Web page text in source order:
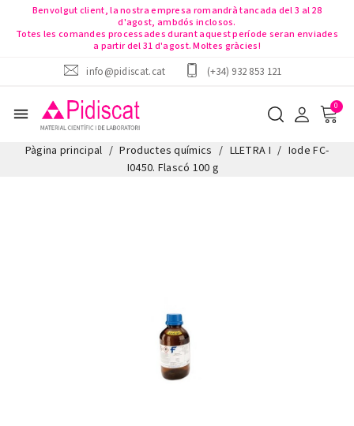
Benvolgut client, la nostra empresa romandrà tancada del 3 al 28
d'agost, ambdós inclosos.
Totes les comandes processades durant aquest període seran enviades
a partir del 31 d'agost. Moltes gràcies!
info@pidiscat.cat
(+34) 932 853 121
menu
Pàgina principal Productes químics LLETRA I
Iode FC-
I0450. Flascó 100 g